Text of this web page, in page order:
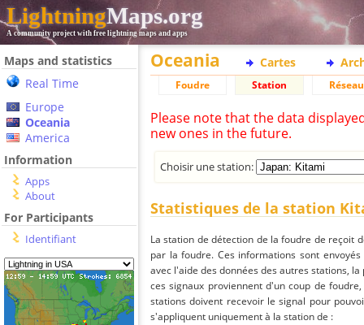
LightningMaps.org
A community project with free lightning maps and apps
Maps and statistics
Real Time
Europe
Oceania
America
Information
Apps
About
For Participants
Identifiant
Oceania Cartes
Foudre Station Réseau
Please note that the data
new ones in the future.
Choisir une station:
Statistiques de la station
La station de détection de la foudre de reçoit
par la foudre. Ces informations sont
avec l'aide des données des autres stations,
ces signaux proviennent d'un coup de
stations doivent recevoir le signal pour
s'appliquent uniquement à la station de :